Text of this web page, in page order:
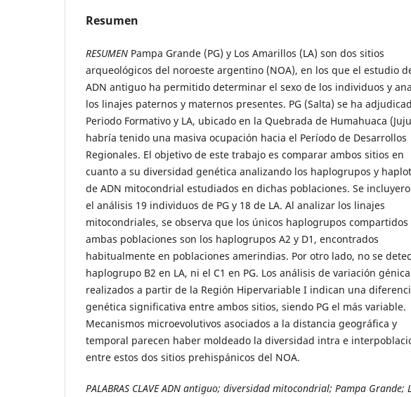
Resumen
RESUMEN Pampa Grande (PG) y Los Amarillos (LA) son dos sitios
arqueológicos del noroeste argentino (NOA), en los que el estudio
ADN antiguo ha permitido determinar el sexo de los individuos y
los linajes paternos y maternos presentes. PG (Salta) se ha
Periodo Formativo y LA, ubicado en la Quebrada de Humahuaca
habría tenido una masiva ocupación hacia el Período de Desarrollos
Regionales. El objetivo de este trabajo es comparar ambos sitios en
cuanto a su diversidad genética analizando los haplogrupos y
de ADN mitocondrial estudiados en dichas poblaciones. Se
el análisis 19 individuos de PG y 18 de LA. Al analizar los linajes
mitocondriales, se observa que los únicos haplogrupos
ambas poblaciones son los haplogrupos A2 y D1, encontrados
habitualmente en poblaciones amerindias. Por otro lado, no se
haplogrupo B2 en LA, ni el C1 en PG. Los análisis de variación génica
realizados a partir de la Región Hipervariable I indican una
genética significativa entre ambos sitios, siendo PG el más variable.
Mecanismos microevolutivos asociados a la distancia geográfica y
temporal parecen haber moldeado la diversidad intra e
entre estos dos sitios prehispánicos del NOA.
PALABRAS CLAVE ADN antiguo; diversidad mitocondrial; Pampa Grande;